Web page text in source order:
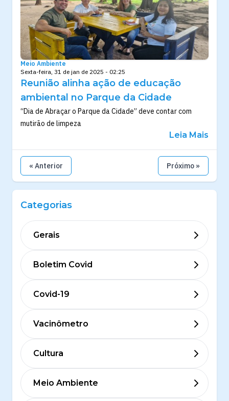
Meio Ambiente
Sexta-feira, 31 de jan de 2025 - 02:25
Reunião alinha ação de educação
ambiental no Parque da Cidade
“Dia de Abraçar o Parque da Cidade” deve contar com
mutirão de limpeza
Leia Mais
« Anterior Próximo »
Categorias
Gerais
Boletim Covid
Covid-19
Vacinômetro
Cultura
Meio Ambiente